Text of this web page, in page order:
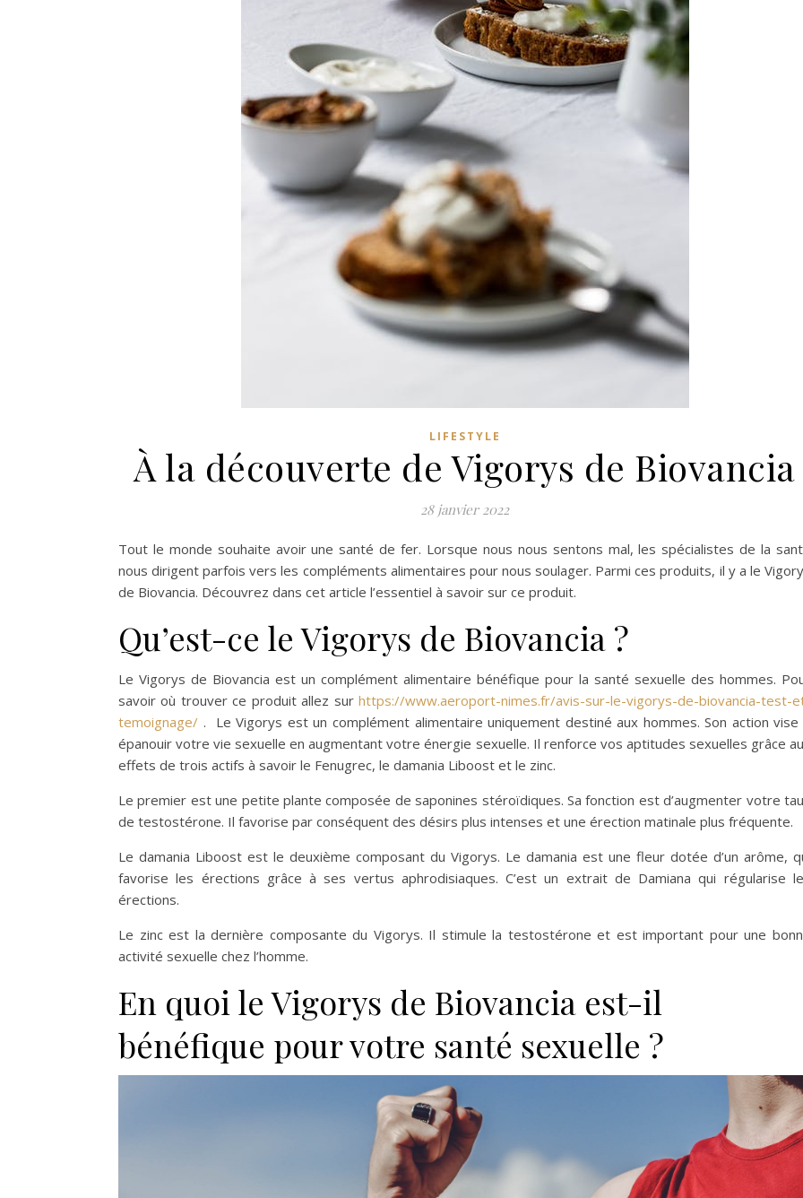
LIFESTYLE
À la découverte de Vigorys de Biovancia
28 janvier 2022
Tout le monde souhaite avoir une santé de fer. Lorsque nous nous sentons mal, les spécialistes de la
nous dirigent parfois vers les compléments alimentaires pour nous soulager. Parmi ces produits, il y a le
de Biovancia. Découvrez dans cet article l’essentiel à savoir sur ce produit.
Qu’est-ce le Vigorys de Biovancia ?
Le Vigorys de Biovancia est un complément alimentaire bénéfique pour la santé sexuelle des hommes.
savoir où trouver ce produit allez sur https://www.aeroport-nimes.fr/avis-sur-le-vigorys-de-biovancia-test-
temoignage/ . Le Vigorys est un complément alimentaire uniquement destiné aux hommes. Son action vise
épanouir votre vie sexuelle en augmentant votre énergie sexuelle. Il renforce vos aptitudes sexuelles grâce
effets de trois actifs à savoir le Fenugrec, le damania Liboost et le zinc.
Le premier est une petite plante composée de saponines stéroïdiques. Sa fonction est d’augmenter votre
de testostérone. Il favorise par conséquent des désirs plus intenses et une érection matinale plus fréquente.
Le damania Liboost est le deuxième composant du Vigorys. Le damania est une fleur dotée d’un arôme,
favorise les érections grâce à ses vertus aphrodisiaques. C’est un extrait de Damiana qui régularise
érections.
Le zinc est la dernière composante du Vigorys. Il stimule la testostérone et est important pour une
activité sexuelle chez l’homme.
En quoi le Vigorys de Biovancia est-il
bénéfique pour votre santé sexuelle ?